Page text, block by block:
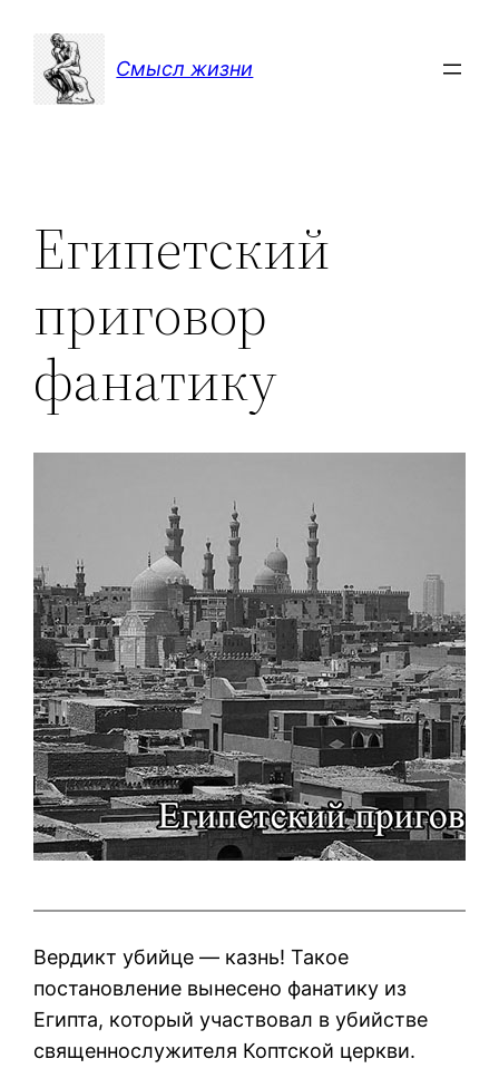
содержимому
Смысл жизни
Египетский
приговор
фанатику
Вердикт убийце — казнь! Такое
постановление вынесено фанатику из
Египта, который участвовал в убийстве
священнослужителя Коптской церкви.